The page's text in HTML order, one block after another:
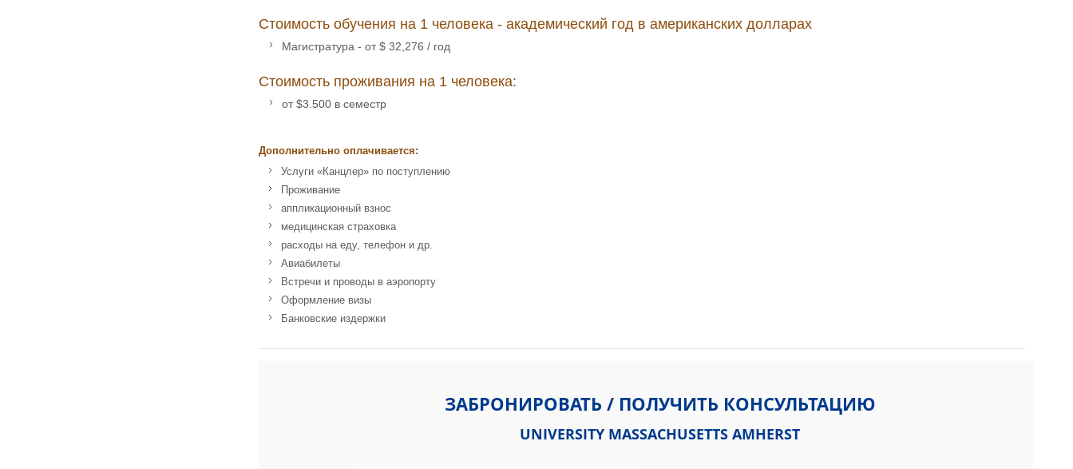
Стоимость обучения на 1 человека - академический год в американских долларах
Магистратура - от $ 32,276 / год
Стоимость проживания на 1 человека:
от $3.500 в семестр
Дополнительно оплачивается:
Услуги «Канцлер» по поступлению
Проживание
аппликационный взнос
медицинская страховка
расходы на еду, телефон и др.
Авиабилеты
Встречи и проводы в аэропорту
Оформление визы
Банковские издержки
ЗАБРОНИРОВАТЬ / ПОЛУЧИТЬ КОНСУЛЬТАЦИЮ
UNIVERSITY MASSACHUSETTS AMHERST